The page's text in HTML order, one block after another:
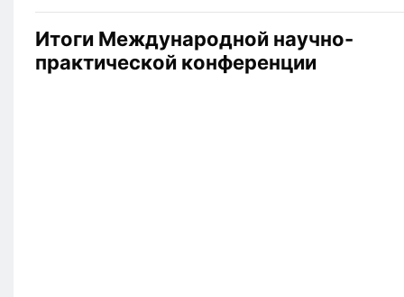
Итоги Международной научно-
практической конференции